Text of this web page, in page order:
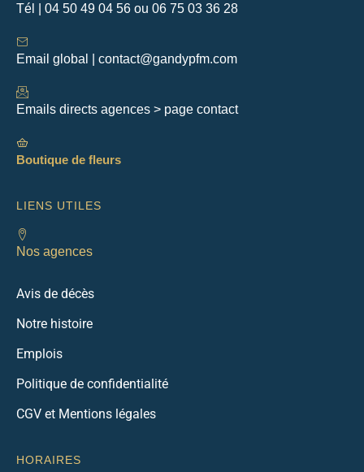
Tél | 04 50 49 04 56 ou 06 75 03 36 28
Email global | contact@gandypfm.com
Emails directs agences > page contact
Boutique de fleurs
LIENS UTILES
Nos agences
Avis de décès
Notre histoire
Emplois
Politique de confidentialité
CGV et Mentions légales
HORAIRES